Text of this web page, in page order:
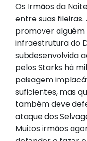
Os Irmãos da
entre suas
promover alguém
infraestrutura do
subdesenvolvida
pelos Starks há
paisagem
suficientes, mas
também deve
ataque dos
Muitos irmãos